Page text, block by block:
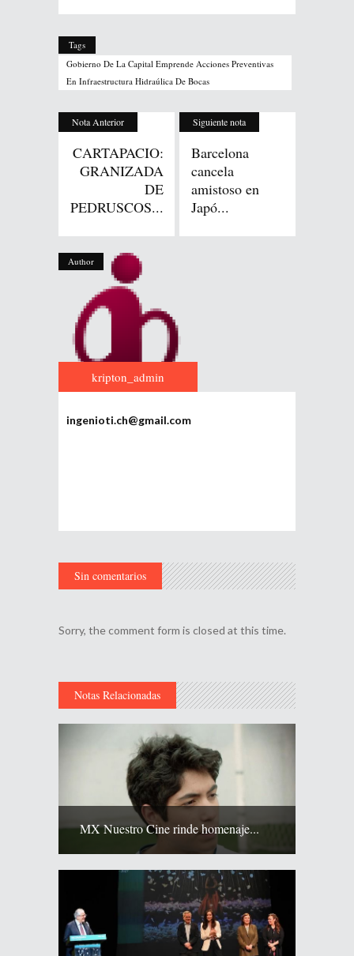
Tags
Gobierno De La Capital Emprende Acciones Preventivas
En Infraestructura Hidraúlica De Bocas
Nota Anterior
CARTAPACIO:
GRANIZADA
DE
PEDRUSCOS...
Siguiente nota
Barcelona
cancela
amistoso en
Japó...
Author
kripton_admin
ingenioti.ch@gmail.com
Sin comentarios
Sorry, the comment form is closed at this time.
Notas Relacionadas
MX Nuestro Cine rinde homenaje...